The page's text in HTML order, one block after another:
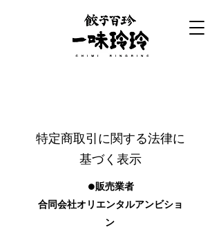
特定商取引に関する法律に
基づく表示
●販売業者
合同会社オリエンタルアンビショ
ン